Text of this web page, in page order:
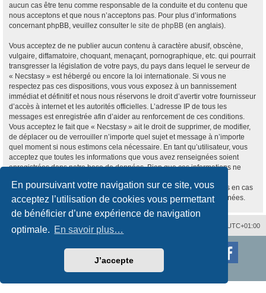
En poursuivant votre navigation sur ce site, vous
acceptez l’utilisation de cookies vous permettant
de bénéficier d’une expérience de navigation
optimale. En savoir plus…
J’accepte
aucun cas être tenu comme responsable de la conduite et du contenu que
nous acceptons et que nous n’acceptons pas. Pour plus d’informations
concernant phpBB, veuillez consulter le site de phpBB (en anglais).
Vous acceptez de ne publier aucun contenu à caractère abusif, obscène,
vulgaire, diffamatoire, choquant, menaçant, pornographique, etc. qui pourrait
transgresser la législation de votre pays, du pays dans lequel le serveur de
« Necstasy » est hébergé ou encore la loi internationale. Si vous ne
respectez pas ces dispositions, vous vous exposez à un bannissement
immédiat et définitif et nous nous réservons le droit d’avertir votre fournisseur
d’accès à internet et les autorités officielles. L’adresse IP de tous les
messages est enregistrée afin d’aider au renforcement de ces conditions.
Vous acceptez le fait que « Necstasy » ait le droit de supprimer, de modifier,
de déplacer ou de verrouiller n’importe quel sujet et message à n’importe
quel moment si nous estimons cela nécessaire. En tant qu’utilisateur, vous
acceptez que toutes les informations que vous avez renseignées soient
enregistrées dans notre base de données. Bien que ces informations ne
« Necstasy », ni phpBB, ne pourront être tenus comme responsables en cas
de tentative de piratage informatique visant à compromettre vos données.
UTC+01:00
Supprimer les cookies
Nous contacter
2017
Conditions